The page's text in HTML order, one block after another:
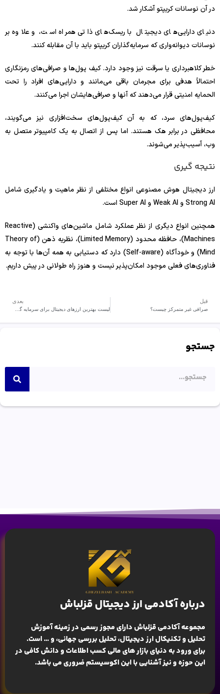
در آن نوسانات کریپتو آشکار شد.
دنیای دارایی‌های دیجیتال با ریسک‌های ذاتی همراه است، و علاوه بر
نوسانات دیوانه‌واری که سرمایه‌گذاران کریپتو باید با آن مقابله کنند.
خطر کلاهبرداری یا سرقت نیز وجود دارد. کیف پول‌ها و صرافی‌های رمزنگاری
احتمالاً هدفی برای مجرمان باقی می‌مانند و دارایی‌های افراد را تحت
الحمایه امنیتی قرار می‌دهند که آنها و صرافی‌هایشان اجرا می‌کنند.
کیف‌پول‌های سرد، که به آن کیف‌پول‌های سخت‌افزاری نیز می‌گویند،
محافظی در برابر هک هستند. اما پس از اتصال به یک کامپیوتر متصل به
وب، آسیب‌پذیر می‌شوند.
نتیجه گیری
ارز دیجیتال هوش مصنوعی انواع مختلفی از نظر ماهیت و یادگیری شامل
Strong AI و Weak AI و Super AI است.
همچنین انواع دیگری از نظر عملکرد شامل ماشین‌های واکنشی (Reactive
Machines)، حافظه محدود (Limited Memory)، نظریه ذهن (Theory of
Mind) و خودآگاه (Self-aware) دارد که دستیابی به همه آن‌ها با توجه به
فناوری‌های فعلی موجود امکان‌پذیر نیست و هنوز راه طولانی در پیش داریم.
قبل
صرافی غیر متمرکز چیست؟
بعدی
لیست بهترین ارزهای دیجیتال برای سرمایه گذاری در سال 2024
جستجو
درباره آکادمی ارز دیجیتال قزلباش
مجموعه آکادمی قزلباش دارای مجوز رسمی در زمینهآموزش
تحلیل و تکنیکال ارز دیجیتال، تحلیل بررسی جهانی، و … است.
برای ورود به دنیای بازار های مالی کسب اطلاعات و دانش کافی در
این حوزه و نیز آشنایی با این اکوسیستم ضروری می باشد.